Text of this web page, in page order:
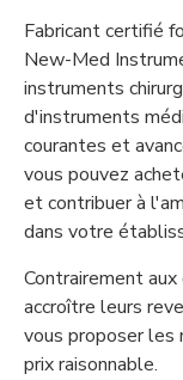
Fabricant certifié
New-Med
instruments
d'instruments
courantes et
vous pouvez
et contribuer à
dans votre
Contrairement
accroître leurs
vous proposer les
prix raisonnable.